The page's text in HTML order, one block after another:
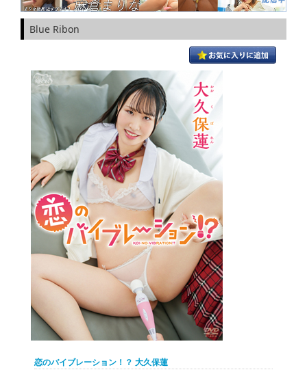
Blue Ribon
恋のバイブレーション！？ 大久保蓮